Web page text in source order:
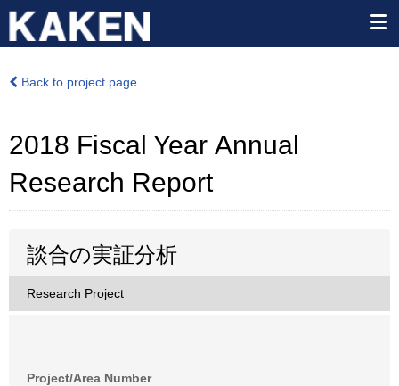
Back to project page
2018 Fiscal Year Annual
Research Report
談合の実証分析
Research Project
Project/Area Number